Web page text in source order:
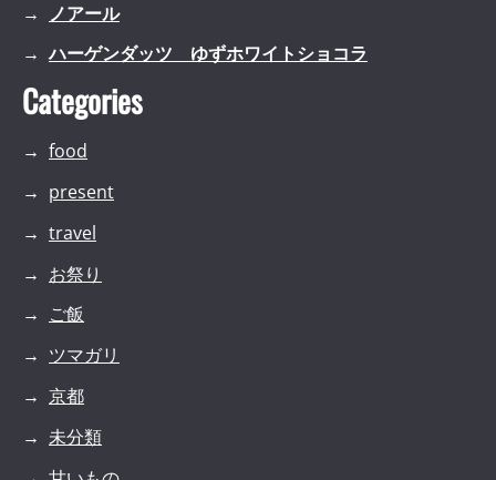
ノアール
ハーゲンダッツ ゆずホワイトショコラ
Categories
food
present
travel
お祭り
ご飯
ツマガリ
京都
未分類